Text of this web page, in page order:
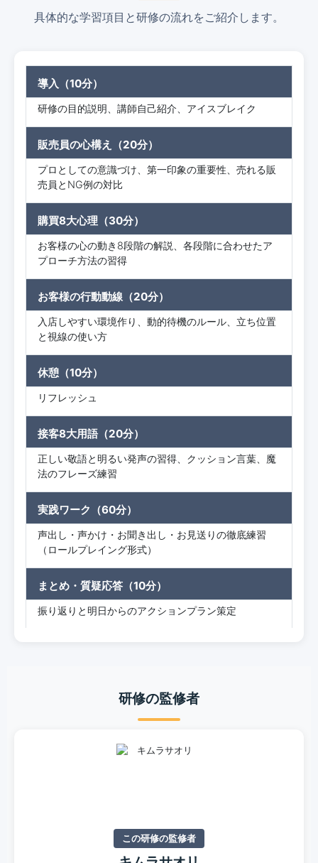
具体的な学習項目と研修の流れをご紹介します。
導入（10分）
研修の目的説明、講師自己紹介、アイスブレイク
販売員の心構え（20分）
プロとしての意識づけ、第一印象の重要性、売れる販
売員とNG例の対比
購買8大心理（30分）
お客様の心の動き8段階の解説、各段階に合わせたア
プローチ方法の習得
お客様の行動動線（20分）
入店しやすい環境作り、動的待機のルール、立ち位置
と視線の使い方
休憩（10分）
リフレッシュ
接客8大用語（20分）
正しい敬語と明るい発声の習得、クッション言葉、魔
法のフレーズ練習
実践ワーク（60分）
声出し・声かけ・お聞き出し・お見送りの徹底練習
（ロールプレイング形式）
まとめ・質疑応答（10分）
振り返りと明日からのアクションプラン策定
研修の監修者
この研修の監修者